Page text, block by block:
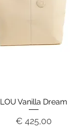
LOU Vanilla Dream
Prijs
€ 425,00